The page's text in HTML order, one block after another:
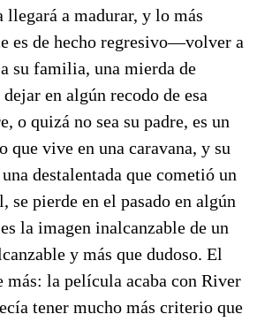
llegará a madurar, y lo más
es de hecho regresivo—volver a
su familia, una mierda de
en algún recodo de esa
o quizá no sea su padre, es un
que vive en una caravana, y su
destalentada que cometió un
se pierde en el pasado en algún
la imagen inalcanzable de un
y más que dudoso. El
más: la película acaba con River
tener mucho más criterio que